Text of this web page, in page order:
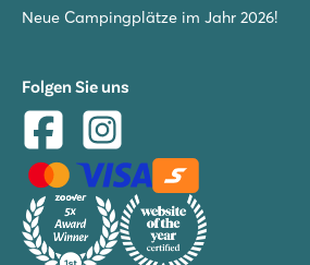
Neue Campingplätze im Jahr 2026!
Folgen Sie uns